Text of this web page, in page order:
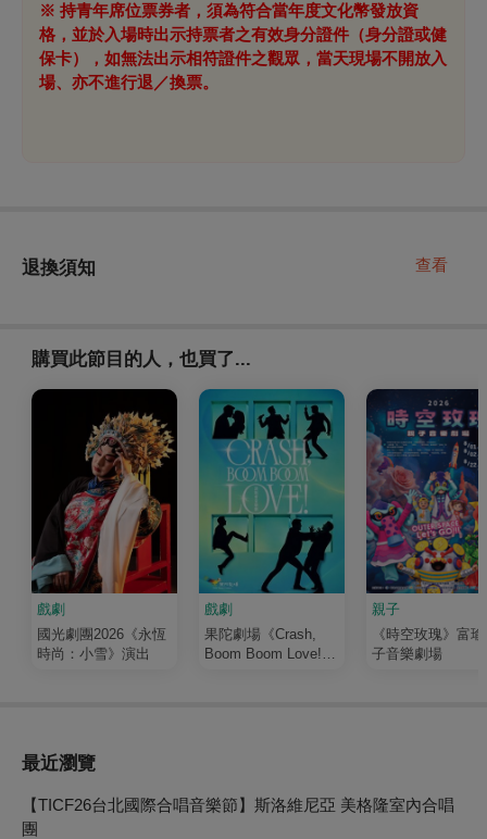
※ 持青年席位票券者，須為符合當年度文化幣發放資
格，並於入場時出示持票者之有效身分證件（身分證或健
保卡），如無法出示相符證件之觀眾，當天現場不開放入
場、亦不進行退／換票。
退換須知 查看
購買此節目的人，也買了...
戲劇
國光劇團2026《永恆
時尚：小雪》演出
戲劇
果陀劇場《Crash,
Boom Boom Love!》
親子
《時空玫瑰》富
子音樂劇場
最近瀏覽
【TICF26台北國際合唱音樂節】斯洛維尼亞 美格隆室內合唱
團